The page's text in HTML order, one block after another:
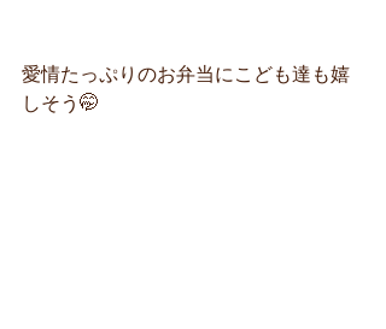
愛情たっぷりのお弁当にこども達も嬉
しそう🤭